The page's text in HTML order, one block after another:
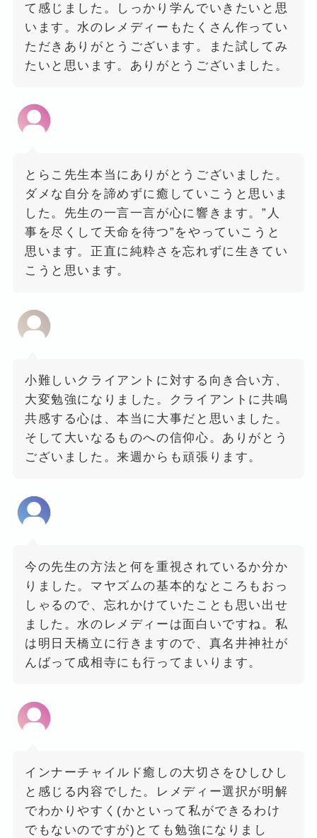
て感じました。しっかり学んでいきたいと思
います。水のレメディーもたくさん作ってい
ただきありがとうございます。また試してみ
たいと思います。ありがとうございました。
とらこ先生本当にありがとうございました。
ダメな自分を諦めずに癒していこうと思いま
した。先生の一言一言が心に響きます。”人
事を尽くして天命を待つ”をやっていこうと
思います。正直に純粋さを忘れずに生きてい
こうと思います。
小難しいクライアントに対する向き合い方、
大変勉強になりました。クライアントに共鳴
共感する心は、本当に大事だと思いました。
そして大いなるものへの信仰心。ありがとう
ございました。来週からも頑張ります。
今の先生の方法と何を重視されているか分か
りました。マヤズムの基本的なところもおっ
しゃるので、忘れかけていたことも思い出せ
ました。水のレメディーは面白いですね。私
は明日天橋立に行きますので、真名井神社が
んばって成相寺にも行ってまいります。
インナーチャイルド癒しの大切さをひしひし
と感じる内容でした。レメディー選択が明解
でわかりやすく(かといって私ができるわけ
でもないのですが)とても勉強になりまし